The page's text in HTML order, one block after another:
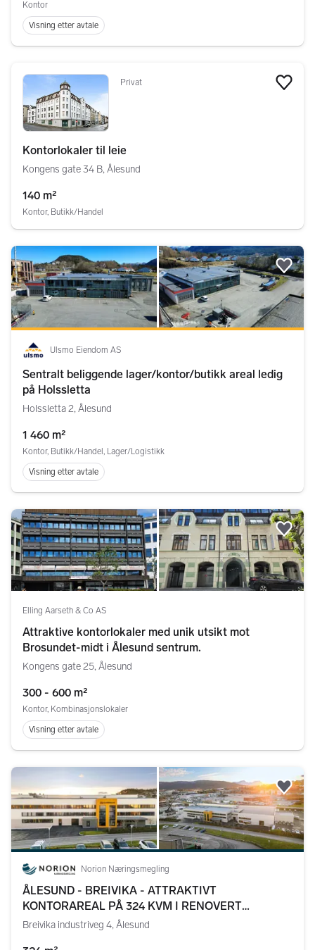
Kontor
Visning etter avtale
Privat
Kontorlokaler til leie
Kongens gate 34 B, Ålesund
140 m²
Kontor, Butikk/Handel
Ulsmo Eiendom AS
Sentralt beliggende lager/kontor/butikk areal ledig
på Holssletta
Holssletta 2, Ålesund
1 460 m²
Kontor, Butikk/Handel, Lager/Logistikk
Visning etter avtale
Elling Aarseth & Co AS
Attraktive kontorlokaler med unik utsikt mot
Brosundet-midt i Ålesund sentrum.
Kongens gate 25, Ålesund
300 - 600 m²
Kontor, Kombinasjonslokaler
Visning etter avtale
Norion Næringsmegling
ÅLESUND - BREIVIKA - ATTRAKTIVT
KONTORAREAL PÅ 324 KVM I RENOVERT
NÆRINGSBYGG
Breivika industriveg 4, Ålesund